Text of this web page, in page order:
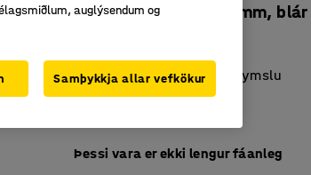
54 L, 600x400x300 mm, blár
Vottaðir fyrir matvælageymslu
Endurvinnanlegt HDPE
Þessi vara er ekki lengur fáanleg
auglýsendum og
Samþykkja allar vefkökur